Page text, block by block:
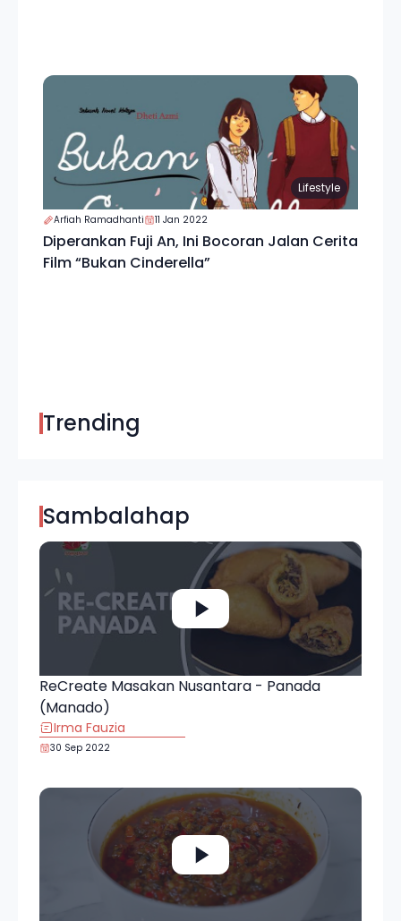
Lifestyle
Arfiah Ramadhanti 11 Jan 2022
Diperankan Fuji An, Ini Bocoran Jalan Cerita
Film “Bukan Cinderella”
Trending
Sambalahap
ReCreate Masakan Nusantara - Panada
(Manado)
Irma Fauzia
30 Sep 2022